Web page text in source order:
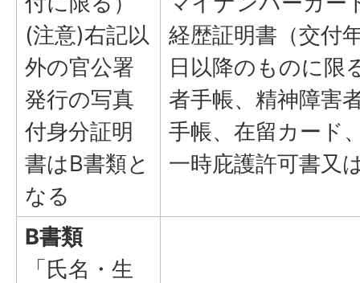
(注意)右記以
外の官公署
発行の写真
付身分証明
書はB書類と
なる
経歴証明書（交付
日以降のものに限
者手帳、精神障害
手帳、在留カード
一時庇護許可書又
B書類
「氏名・生